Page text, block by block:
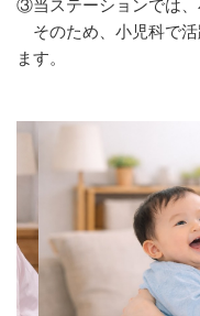
そのため、小児科で
ます。